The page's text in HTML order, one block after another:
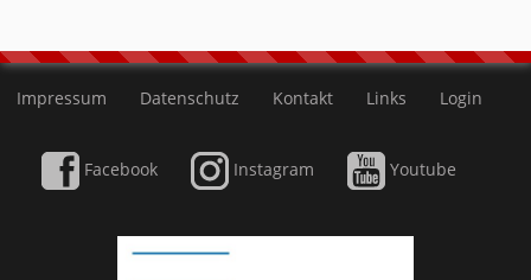
Impressum Datenschutz Kontakt Links Login
Facebook Instagram Youtube